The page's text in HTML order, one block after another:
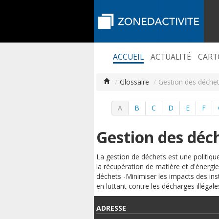
ACCUEIL ACTUALITÉ
/ Glossaire / Gestion des
A B C D E F
Gestion des
La gestion de déchets est une
la récupération de matière et
déchets -Minimiser les impacts des
en luttant contre les décharges
ADRESSE